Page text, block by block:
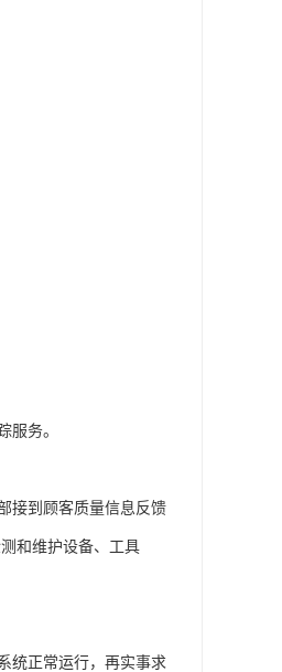
服务。
接到顾客质量信息反馈
和维护设备、工具
统正常运行，再实事求